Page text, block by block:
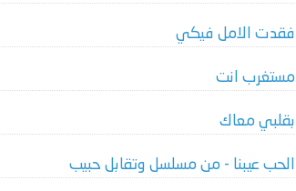
فقدت الامل فيكي
مستغرب انت
بقلبي معاك
الحب عيبنا - من مسلسل وتقابل حبيب